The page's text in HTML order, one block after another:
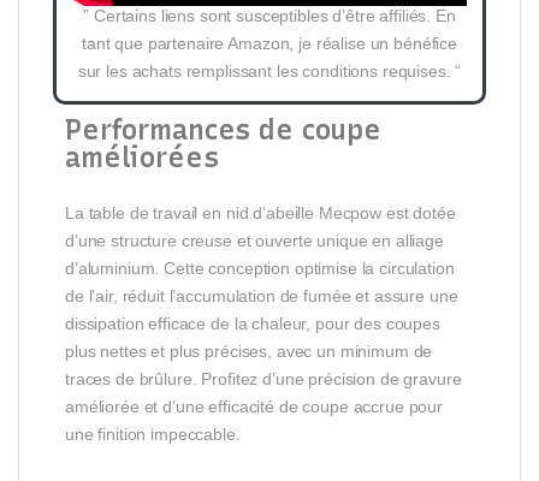
” Certains liens sont susceptibles d’être affiliés. En
tant que partenaire Amazon, je réalise un bénéfice
sur les achats remplissant les conditions requises. “
Performances de coupe
améliorées
La table de travail en nid d’abeille Mecpow est dotée
d’une structure creuse et ouverte unique en alliage
d’aluminium. Cette conception optimise la circulation
de l’air, réduit l’accumulation de fumée et assure une
dissipation efficace de la chaleur, pour des coupes
plus nettes et plus précises, avec un minimum de
traces de brûlure. Profitez d’une précision de gravure
améliorée et d’une efficacité de coupe accrue pour
une finition impeccable.